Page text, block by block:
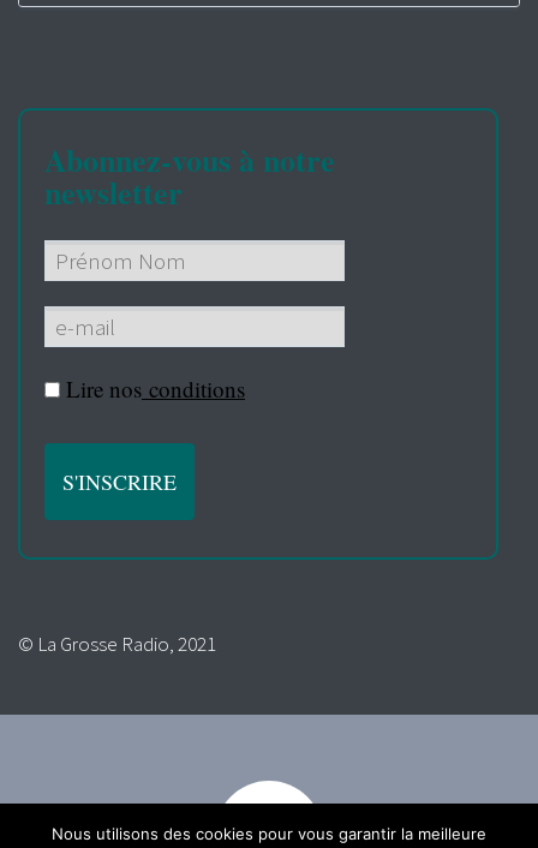
Abonnez-vous à notre
newsletter
Lire nos conditions
© La Grosse Radio, 2021
Nous utilisons des cookies pour vous garantir la meilleure